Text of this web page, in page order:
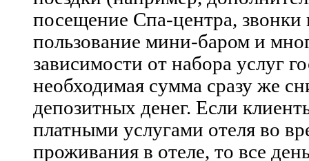
посещение Спа-центра, звонки
пользование мини-баром и
зависимости от набора услуг
необходимая сумма сразу же
депозитных денег. Если
платными услугами отеля во
проживания в отеле, то все